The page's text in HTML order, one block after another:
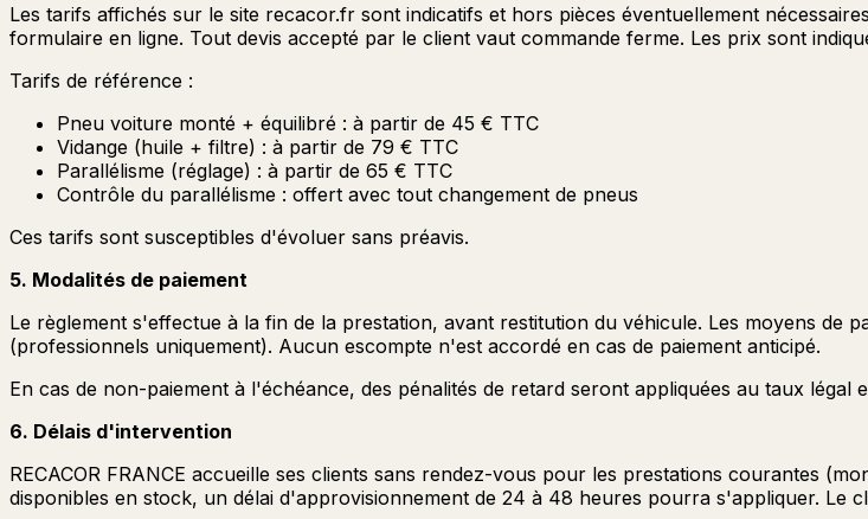
Les tarifs affichés sur le site recacor.fr sont indicatifs et hors pièces éventuellement
formulaire en ligne. Tout devis accepté par le client vaut commande ferme. Les prix sont
Tarifs de référence :
Pneu voiture monté + équilibré : à partir de 45 € TTC
Vidange (huile + filtre) : à partir de 79 € TTC
Parallélisme (réglage) : à partir de 65 € TTC
Contrôle du parallélisme : offert avec tout changement de pneus
Ces tarifs sont susceptibles d'évoluer sans préavis.
5. Modalités de paiement
Le règlement s'effectue à la fin de la prestation, avant restitution du véhicule. Les moyens de
(professionnels uniquement). Aucun escompte n'est accordé en cas de paiement anticipé.
En cas de non-paiement à l'échéance, des pénalités de retard seront appliquées au taux légal
6. Délais d'intervention
RECACOR FRANCE accueille ses clients sans rendez-vous pour les prestations courantes
disponibles en stock, un délai d'approvisionnement de 24 à 48 heures pourra s'appliquer. Le